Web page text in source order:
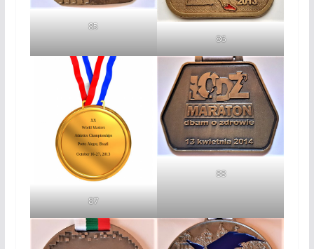
85
86
87
88